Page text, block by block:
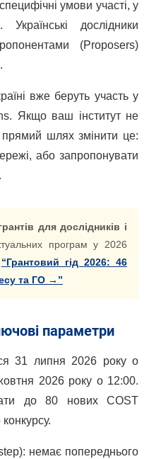
умови участі, у
дослідники
(Proposers)
вже беруть участь у
Якщо ваш інститут не
шлях змінити це:
або запропонувати
для дослідників і
програм у 2026
“Грантовий гід 2026: 46
та ГО →”
параметри
31 липня 2026 року о
2026 року о 12:00.
до 80 нових COST
немає попереднього